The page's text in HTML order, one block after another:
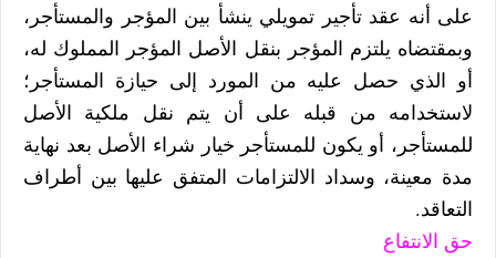
على أنه عقد تأجير تمويلي ينشأ بين المؤجر والمستأجر،
وبمقتضاه يلتزم المؤجر بنقل الأصل المؤجر المملوك له،
أو الذي حصل عليه من المورد إلى حيازة المستأجر؛
لاستخدامه من قبله على أن يتم نقل ملكية الأصل
للمستأجر، أو يكون للمستأجر خيار شراء الأصل بعد نهاية
مدة معينة، وسداد الالتزامات المتفق عليها بين أطراف
التعاقد.
حق الانتفاع